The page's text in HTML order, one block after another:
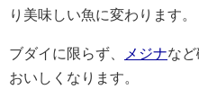
り美味しい魚に変わります。
ブダイに限らず、 メジナな
おいしくなります。